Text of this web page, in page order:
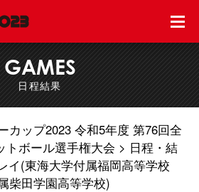
GAMES
日程結果
カップ2023 令和5年度 第76回全
トボール選手権大会
日程・結
イ(東海大学付属福岡高等学校
柴田学園高等学校)